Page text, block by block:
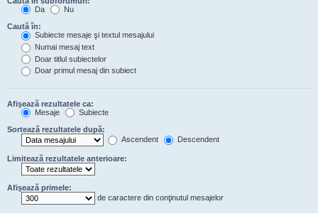
Da
Nu
Caută în:
Subiecte mesaje şi textul mesajului
Numai mesaj text
Doar titlul subiectelor
Doar primul mesaj din subiect
Afişează rezultatele ca:
Mesaje
Subiecte
Sortează rezultatele după:
Ascendent
Descendent
Limitează rezultatele anterioare:
Afişează primele:
de caractere din conţinutul mesajelor